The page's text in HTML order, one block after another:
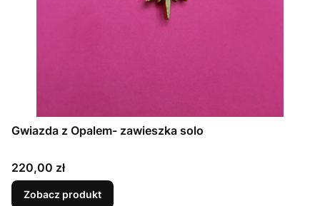
Gwiazda z Opalem- zawieszka solo
Cena
220,00 zł
Zobacz produkt